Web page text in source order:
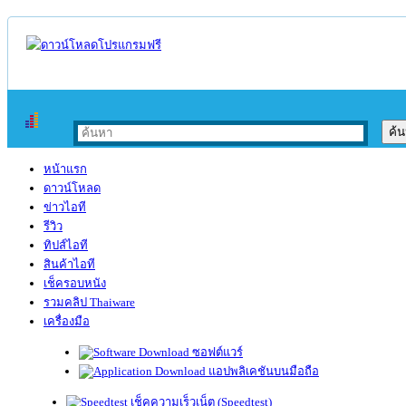
หน้าแรก
ดาวน์โหลด
ข่าวไอที
รีวิว
ทิปส์ไอที
สินค้าไอที
เช็ครอบหนัง
รวมคลิป Thaiware
เครื่องมือ
ซอฟต์แวร์
แอปพลิเคชันบนมือถือ
เช็คความเร็วเน็ต (Speedtest)